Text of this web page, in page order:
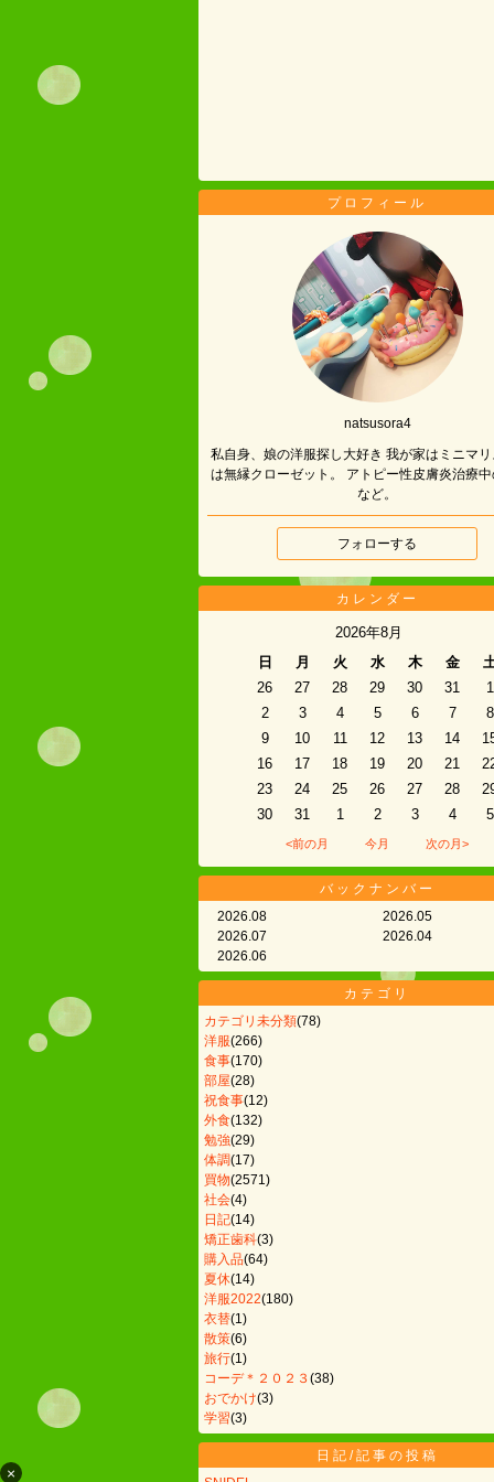
×
プロフィール
natsusora4
私自身、娘の洋服探し大好き 我が家はミニマ
は無縁クローゼット。 アトピー性皮膚炎治療
など。
フォローする
カレンダー
2026年8月
日
月 火 水 木 金
26
27 28 29 30 31
1
2
3 4 5 6 7
8
9
10 11 12 13 14
16
17 18 19 20 21
23
24 25 26 27 28
30
31 1 2 3 4 5
<前の月 今月 次の月>
バックナンバー
2026.08
2026.07
2026.06
2026.05
2026.04
カテゴリ
カテゴリ未分類(78)
洋服(266)
食事(170)
部屋(28)
祝食事(12)
外食(132)
勉強(29)
体調(17)
買物(2571)
社会(4)
日記(14)
矯正歯科(3)
購入品(64)
夏休(14)
洋服2022(180)
衣替(1)
散策(6)
旅行(1)
コーデ＊２０２３ (38)
おでかけ(3)
学習(3)
日記/記事の投稿